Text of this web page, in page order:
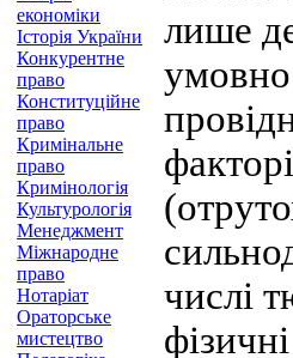
економіки
Історія України
Конкурентне
право
Конституційне
право
Кримінальне
право
Кримінологія
Культурологія
Менеджмент
Міжнародне
право
Нотаріат
Ораторське
мистецтво
лише
умовно
числі